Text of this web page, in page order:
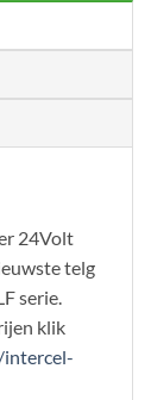
24Volt
telg
serie.
klik